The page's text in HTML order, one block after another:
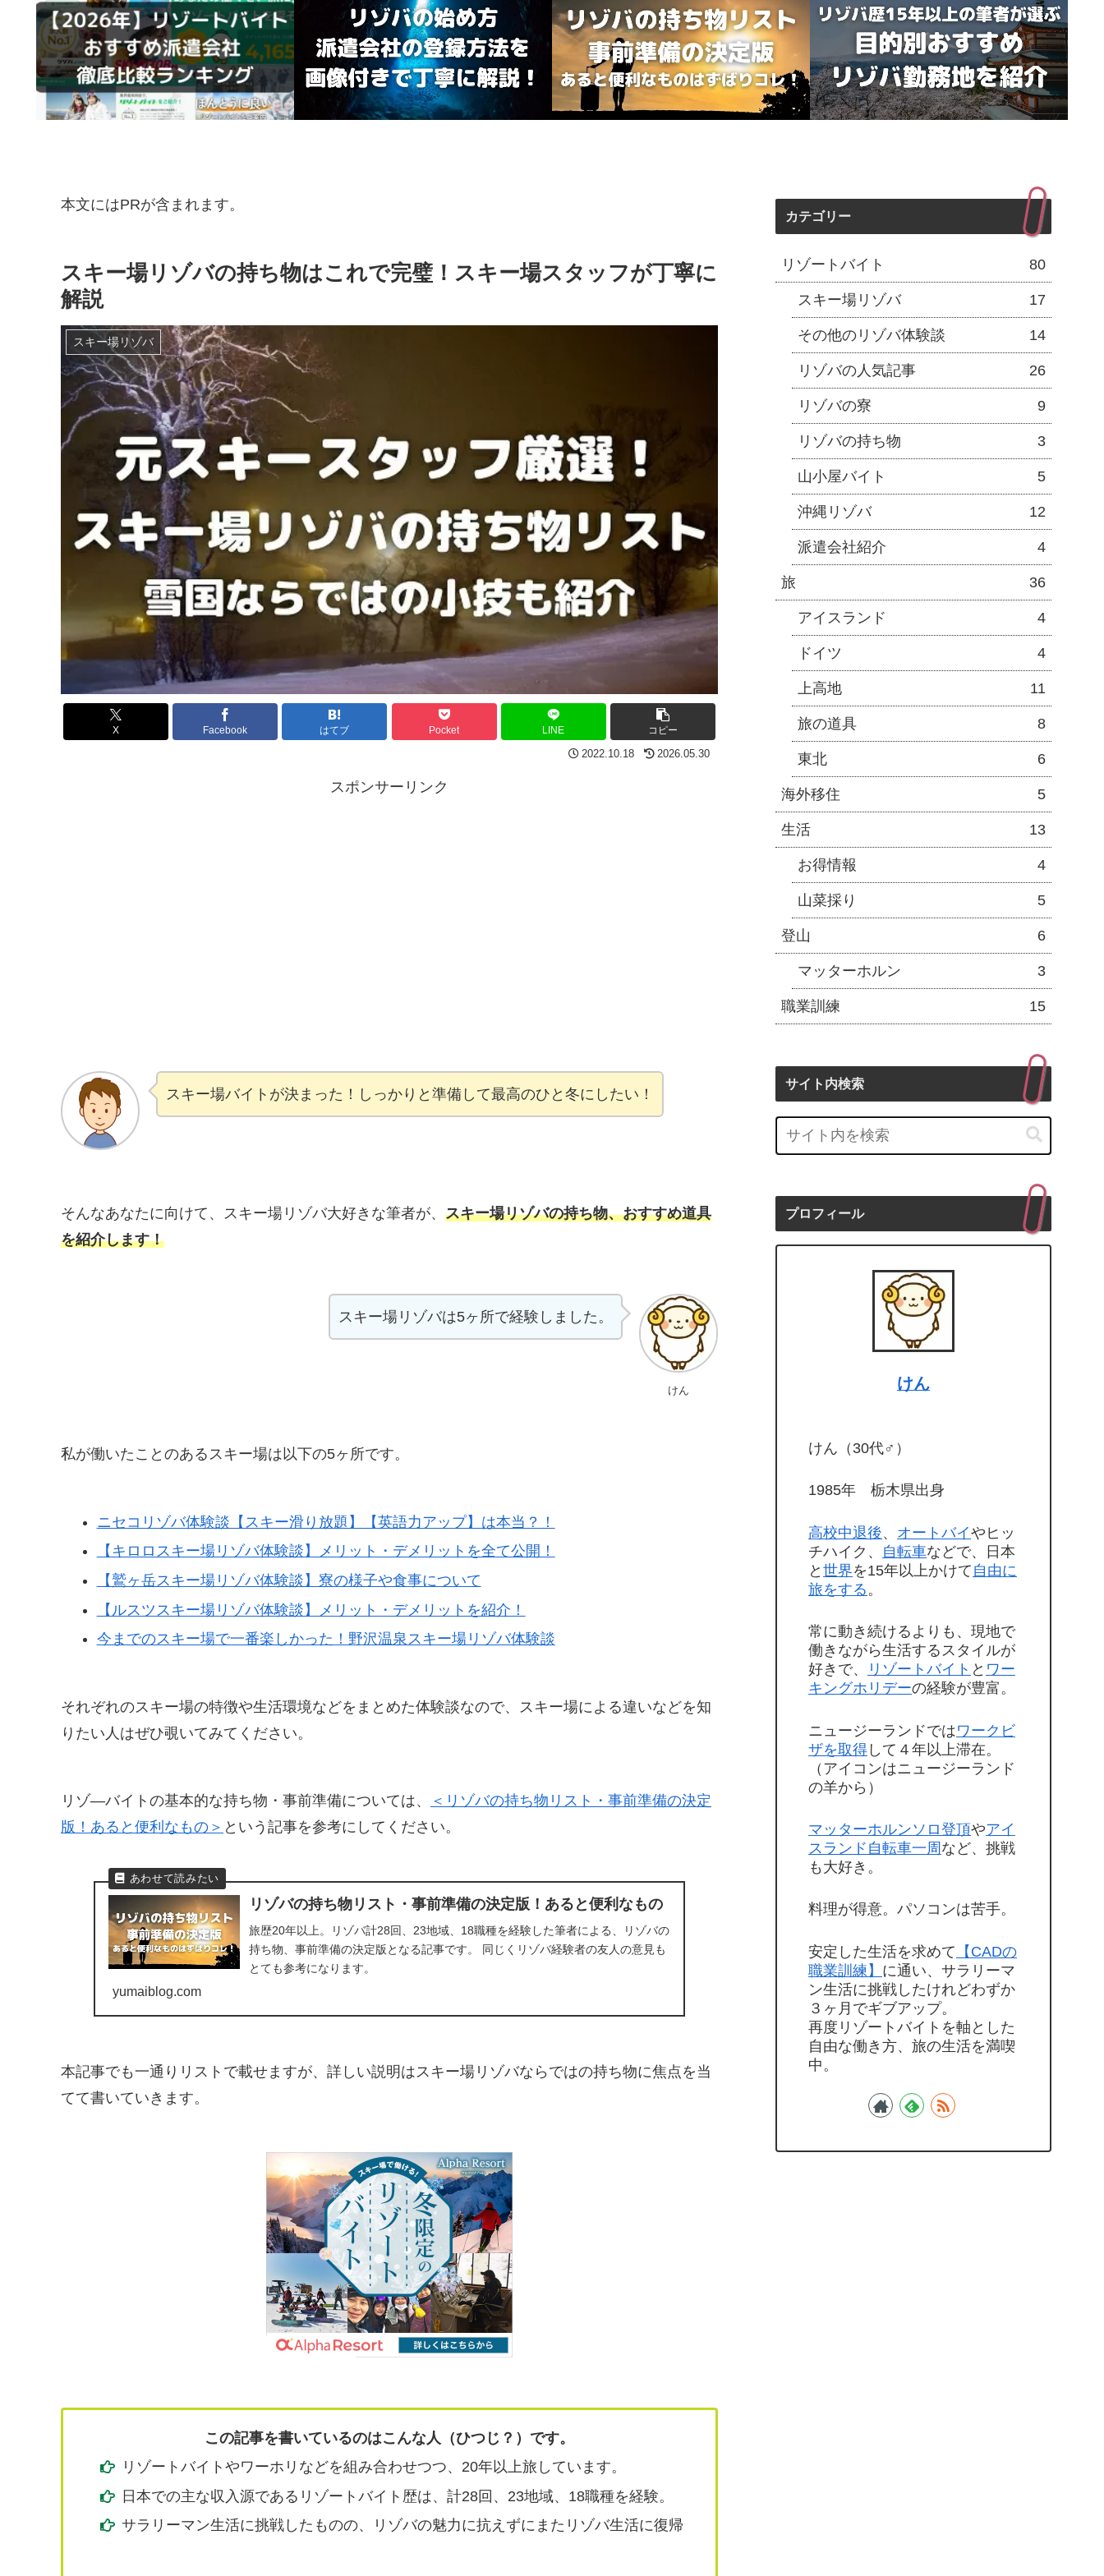
本文にはPRが含まれます。
スキー場リゾバの持ち物はこれで完璧！スキー場スタッフが丁寧に
解説
スキー場リゾバ
X Facebook はてブ Pocket LINE コピー
2022.10.18 2026.05.30
スポンサーリンク
スキー場バイトが決まった！しっかりと準備して最高のひと冬にしたい！
そんなあなたに向けて、スキー場リゾバ大好きな筆者が、 スキー場リゾバの持ち物、おすすめ道具
を紹介します！
けん
スキー場リゾバは5ヶ所で経験しました。
私が働いたことのあるスキー場は以下の5ヶ所です。
ニセコリゾバ体験談【スキー滑り放題】【英語力アップ】は本当？！
【キロロスキー場リゾバ体験談】メリット・デメリットを全て公開！
【鷲ヶ岳スキー場リゾバ体験談】寮の様子や食事について
【ルスツスキー場リゾバ体験談】メリット・デメリットを紹介！
今までのスキー場で一番楽しかった！野沢温泉スキー場リゾバ体験談
それぞれのスキー場の特徴や生活環境などをまとめた体験談なので、スキー場による違いなどを知
りたい人はぜひ覗いてみてください。
リゾ―バイトの基本的な持ち物・事前準備については、
＜リゾバの持ち物リスト・事前準備の決定
版！あると便利なもの＞ という記事を参考にしてください。
リゾバの持ち物リスト・事前準備の決定版！あると便利なもの
旅歴20年以上。リゾバ計28回、23地域、18職種を経験した筆者による、リゾバの
持ち物、事前準備の決定版となる記事です。 同じくリゾバ経験者の友人の意見も
とても参考になります。
yumaiblog.com
本記事でも一通りリストで載せますが、詳しい説明はスキー場リゾバならではの持ち物に焦点を当
てて書いていきます。
この記事を書いているのはこんな人（ひつじ？）です。
リゾートバイトやワーホリなどを組み合わせつつ、20年以上旅しています。
日本での主な収入源であるリゾートバイト歴は、計28回、23地域、18職種を経験。
サラリーマン生活に挑戦したものの、リゾバの魅力に抗えずにまたリゾバ生活に復帰
カテゴリー
リゾートバイト 80
スキー場リゾバ 17
その他のリゾバ体験談 14
リゾバの人気記事 26
リゾバの寮 9
リゾバの持ち物 3
山小屋バイト 5
沖縄リゾバ 12
派遣会社紹介 4
旅 36
アイスランド 4
ドイツ 4
上高地 11
旅の道具 8
東北 6
海外移住 5
生活 13
お得情報 4
山菜採り 5
登山 6
マッターホルン 3
職業訓練 15
サイト内検索
プロフィール
けん
けん（30代♂）
1985年 栃木県出身
高校中退後、 オートバイやヒッ
チハイク、 自転車などで、日本
と 世界を15年以上かけて 自由に
旅をする 。
常に動き続けるよりも、現地で
働きながら生活するスタイルが
好きで、
リゾートバイト と ワー
キングホリデーの経験が豊富。
ニュージーランドではワークビ
ザを取得 して４年以上滞在。
（アイコンはニュージーランド
の羊から）
マッターホルンソロ登頂やアイ
スランド自転車一周 など、挑戦
も大好き。
料理が得意。パソコンは苦手。
安定した生活を求めて 【CADの
職業訓練】 に通い、サラリーマ
ン生活に挑戦したけれどわずか
３ヶ月でギブアップ。
再度リゾートバイトを軸とした
自由な働き方、旅の生活を満喫
中。